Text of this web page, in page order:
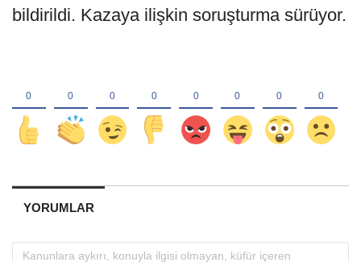
bildirildi. Kazaya ilişkin soruşturma sürüyor.
YORUMLAR